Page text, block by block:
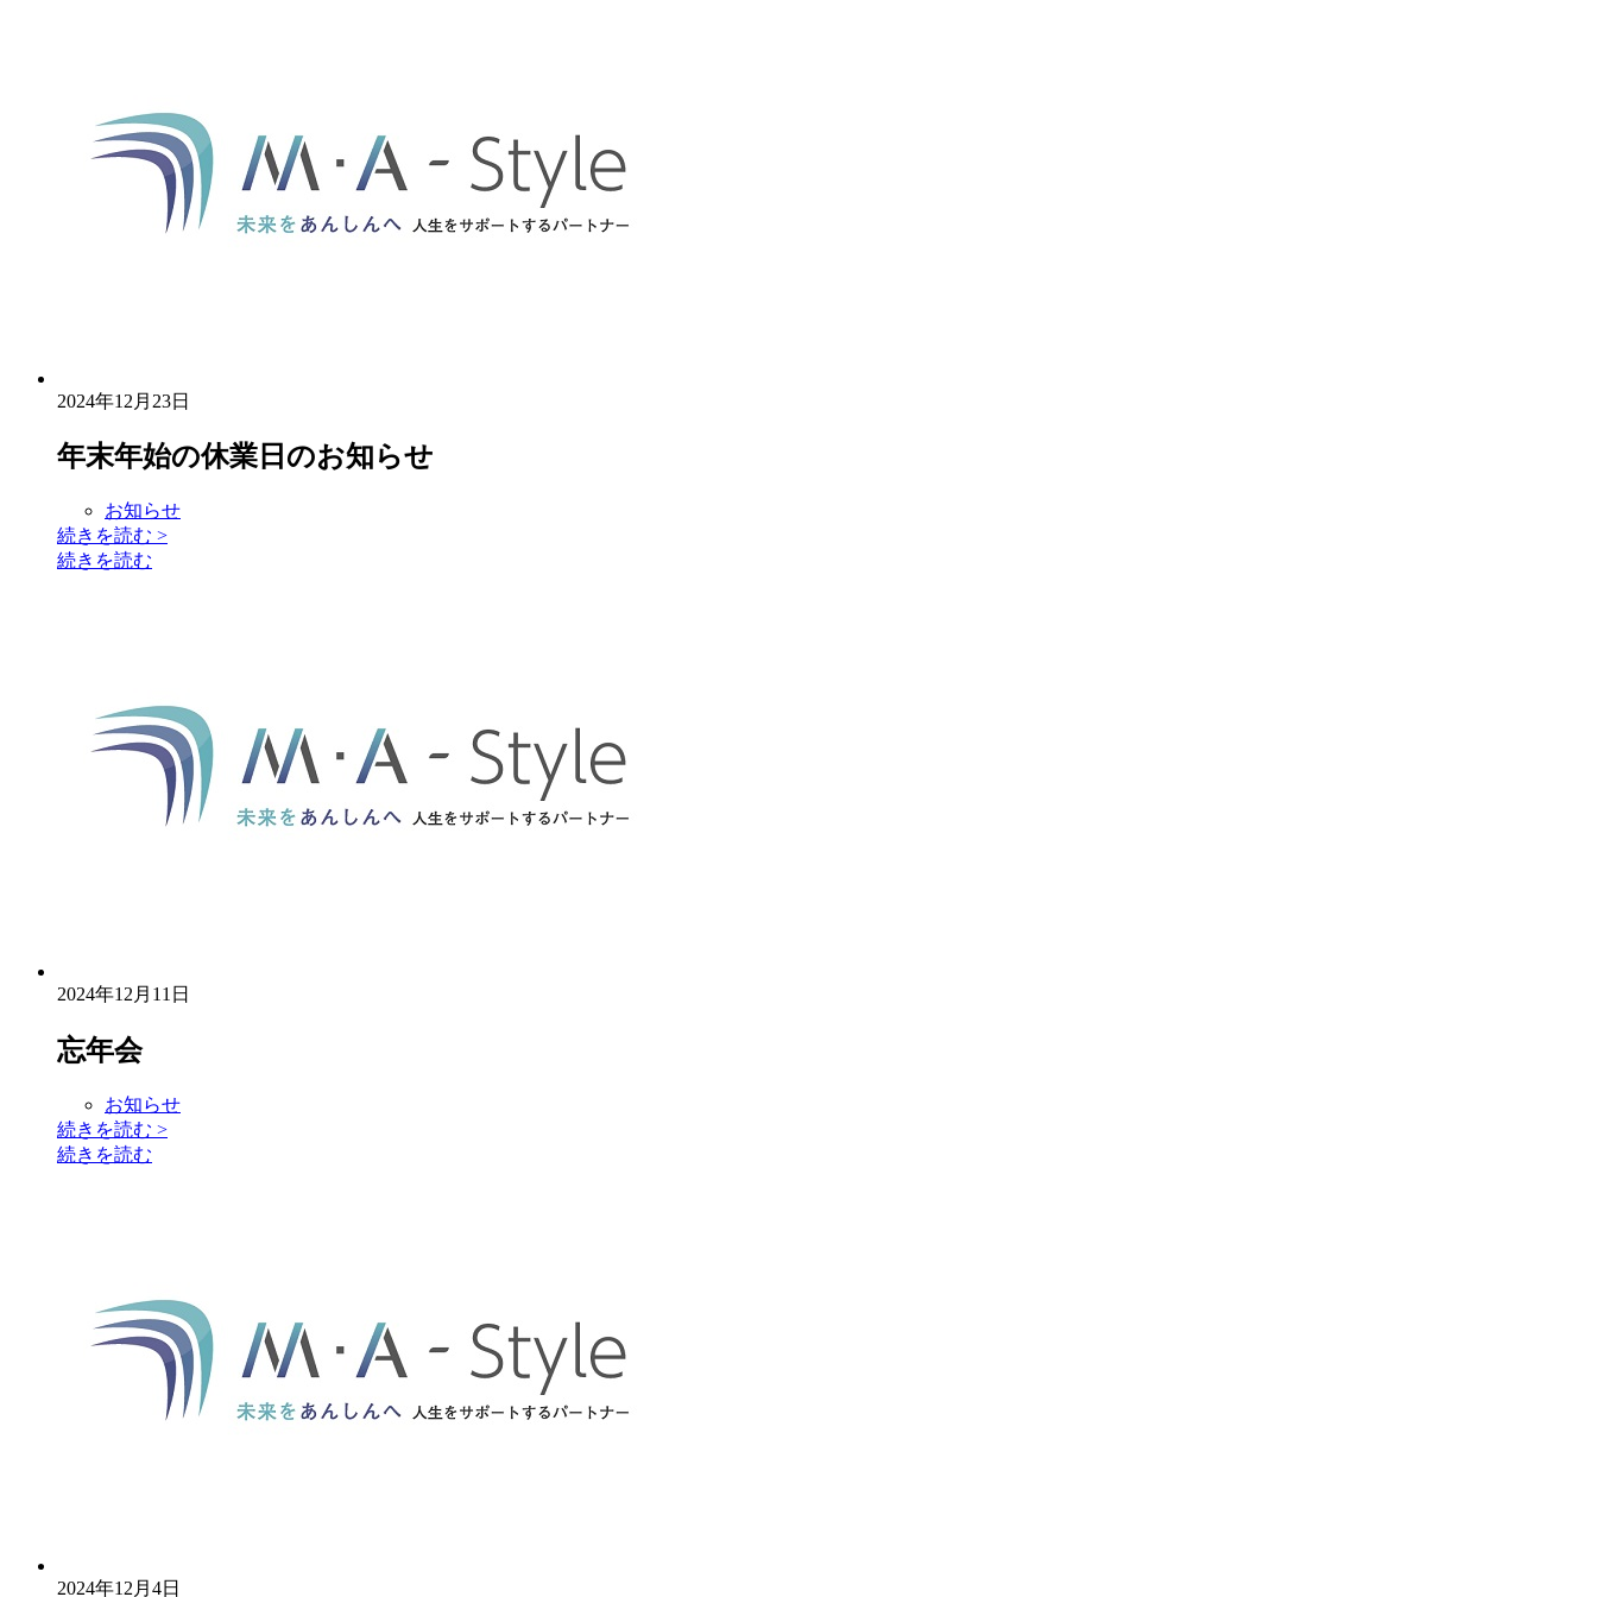
2024年12月23日
年末年始の休業日のお知らせ
お知らせ
続きを読む >
続きを読む
2024年12月11日
忘年会
お知らせ
続きを読む >
続きを読む
2024年12月4日